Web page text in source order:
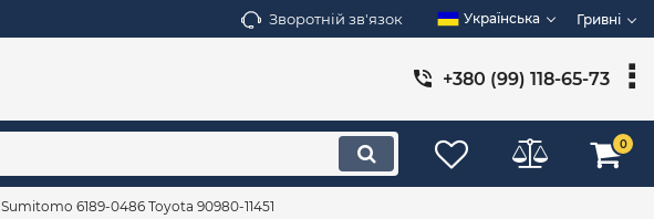
Зворотній зв'язок Українська Гривні
+380 (99) 118-65-73
0
6189-0486 Toyota 90980-11451